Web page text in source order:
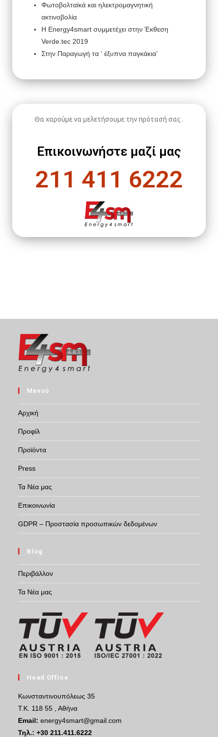
Φωτοβολταϊκά και ηλεκτρομαγνητική
ακτινοβολία
H Energy4smart συμμετέχει στην Έκθεση
Verde.tec 2019
Στην Παραγωγή τα ‘ έξυπνα παγκάκια’
Θα χαρούμε να μελετήσουμε την πρότασή σας .
Επικοινωνήστε μαζί μας
211 411 6222
Μενού
Αρχική
Προφίλ
Προϊόντα
Press
Τα Νέα μας
Επικοινωνία
GDPR – Προστασία προσωπικών δεδομένων
Blog
Περιβάλλον
Τα Νέα μας
Head Office
Κωνσταντινουπόλεως 35
Τ.Κ. 118 55 , Αθήνα
Email: energy4smart@gmail.com
Τηλ.: +30 211.411.6222